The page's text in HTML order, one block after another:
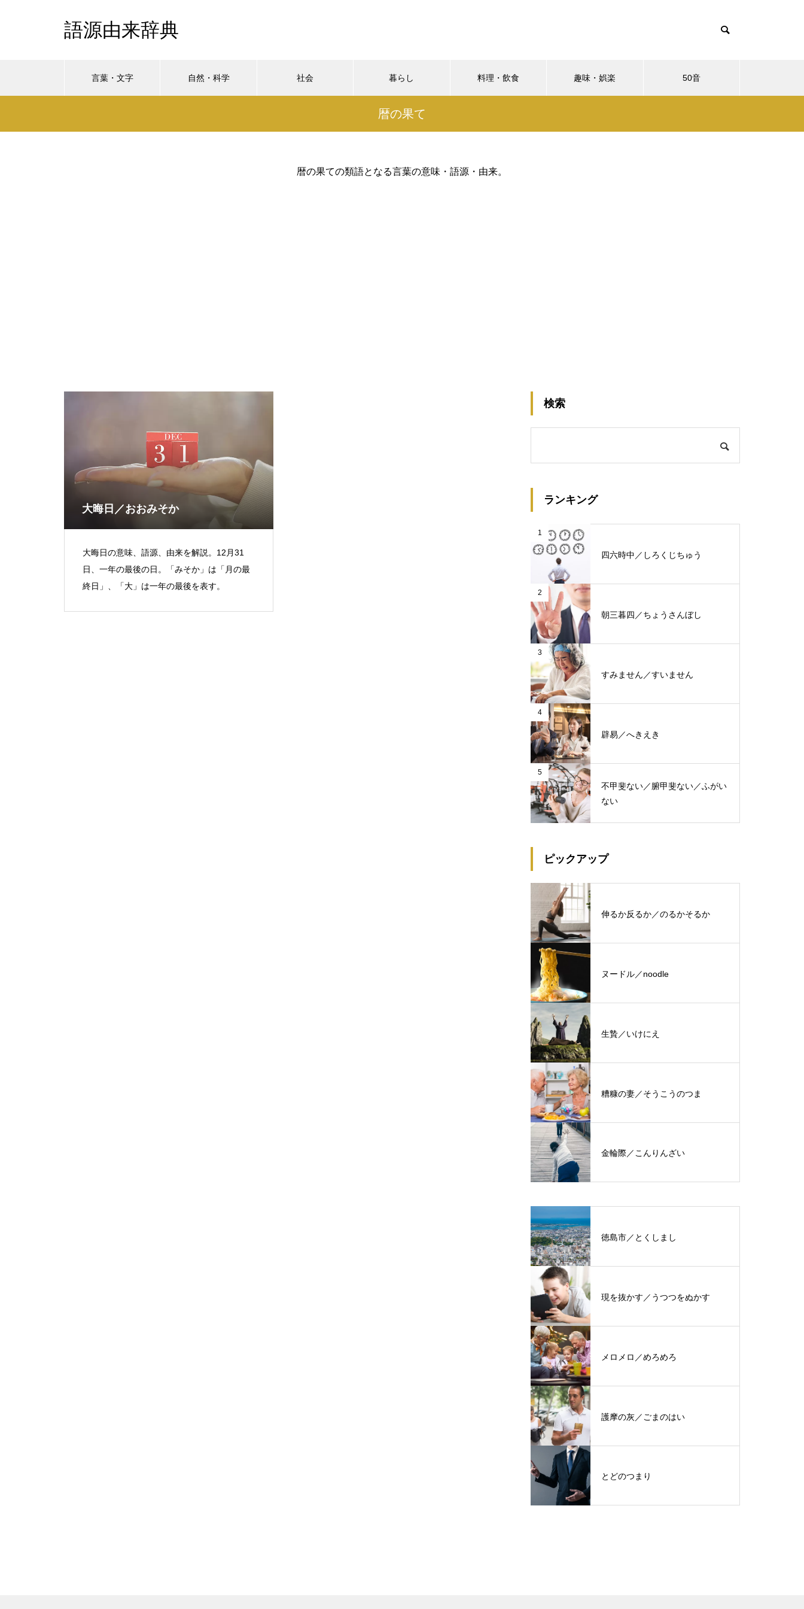
語源由来辞典
言葉・文字 自然・科学 社会 暮らし 料理・飲食 趣味・娯楽 50音
暦の果て
暦の果ての類語となる言葉の意味・語源・由来。
大晦日／おおみそか
大晦日の意味、語源、由来を解説。12月31
日、一年の最後の日。「みそか」は「月の最
終日」、「大」は一年の最後を表す。
検索
ランキング
1
四六時中／しろくじちゅう
2
朝三暮四／ちょうさんぼし
3
すみません／すいません
4
辟易／へきえき
5
不甲斐ない／腑甲斐ない／ふがい
ない
ピックアップ
伸るか反るか／のるかそるか
ヌードル／noodle
生贄／いけにえ
糟糠の妻／そうこうのつま
金輪際／こんりんざい
徳島市／とくしまし
現を抜かす／うつつをぬかす
メロメロ／めろめろ
護摩の灰／ごまのはい
とどのつまり